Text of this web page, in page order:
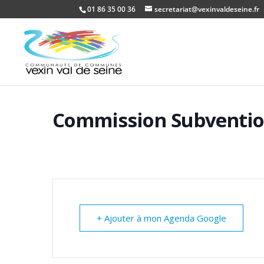
01 86 35 00 36 secretariat@vexinvaldeseine.fr
Commission
+ Ajouter à mon Agenda Google